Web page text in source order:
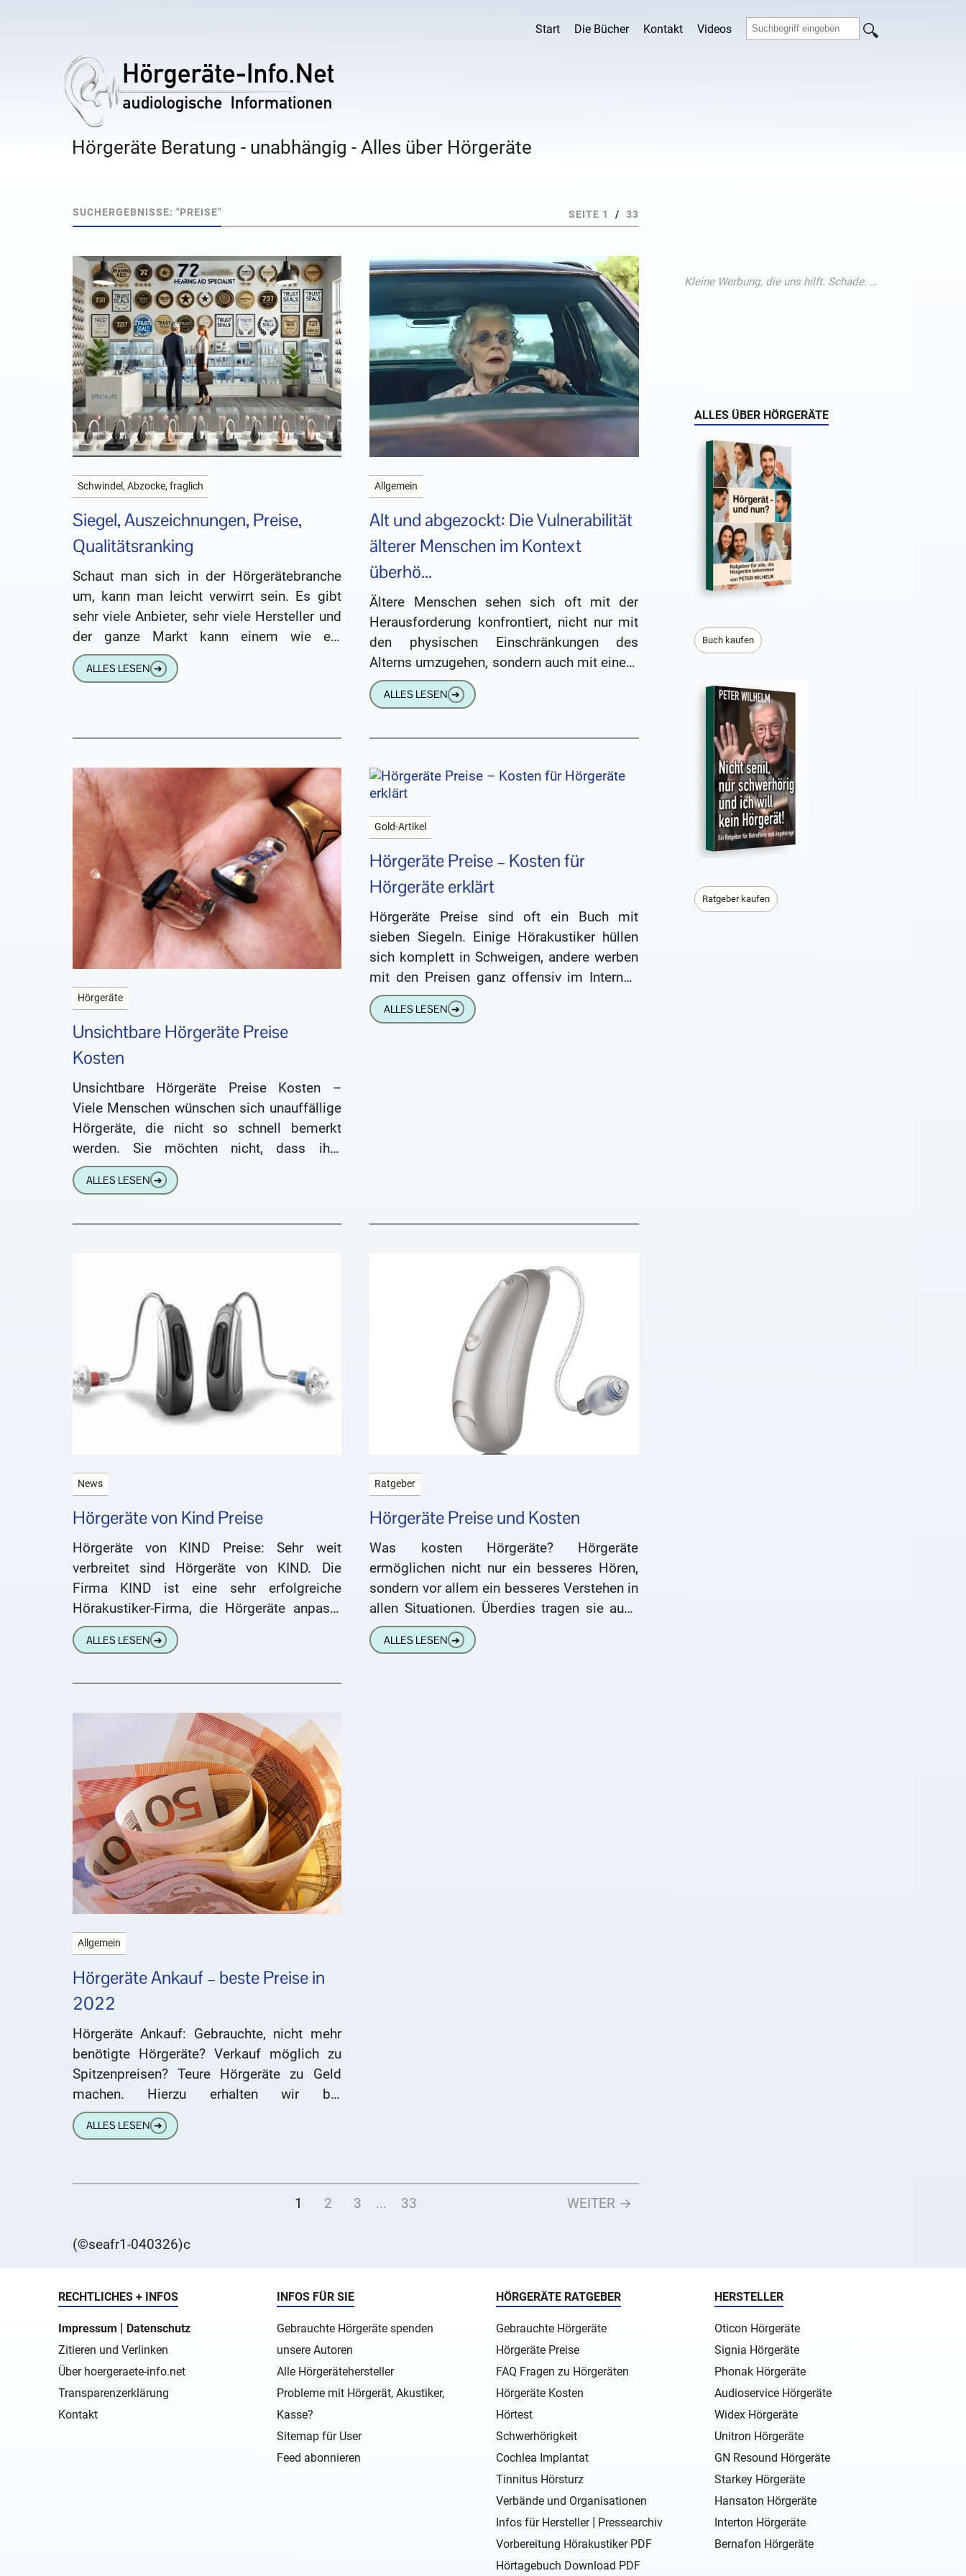
Start Die Bücher Kontakt Videos
Hörgeräte Beratung - unabhängig - Alles über Hörgeräte
SUCHERGEBNISSE: "PREISE" SEITE 1 / 33
Schwindel, Abzocke, fraglich
Siegel, Auszeichnungen, Preise,
Qualitätsranking
Schaut man sich in der Hörgerätebranche
um, kann man leicht verwirrt sein. Es gibt
sehr viele Anbieter, sehr viele Hersteller und
der ganze Markt kann einem wie ein
undurchdringlicher Dschungel
ALLES LESEN ➔
Allgemein
Alt und abgezockt: Die Vulnerabilität
älterer Menschen im Kontext
überhö...
Ältere Menschen sehen sich oft mit der
Herausforderung konfrontiert, nicht nur mit
den physischen Einschränkungen des
Alterns umzugehen, sondern auch mit einem
System, das ihre Vulnerabilität in finanzieller
Hinsicht ausnutzt.
ALLES LESEN ➔
Hörgeräte
Unsichtbare Hörgeräte Preise
Kosten
Unsichtbare Hörgeräte Preise Kosten –
Viele Menschen wünschen sich unauffällige
Hörgeräte, die nicht so schnell bemerkt
werden. Sie möchten nicht, dass ihre
Schwerhörigkeit gleich jedem ins Gesicht
sticht. Moderne Hörsysteme
ALLES LESEN ➔
Gold-Artikel
Hörgeräte Preise – Kosten für
Hörgeräte erklärt
Hörgeräte Preise sind oft ein Buch mit
sieben Siegeln. Einige Hörakustiker hüllen
sich komplett in Schweigen, andere werben
mit den Preisen ganz offensiv im Internet.
Wir haben das mal untersucht.
ALLES LESEN ➔
News
Hörgeräte von Kind Preise
Hörgeräte von KIND Preise: Sehr weit
verbreitet sind Hörgeräte von KIND. Die
Firma KIND ist eine sehr erfolgreiche
Hörakustiker-Firma, die Hörgeräte anpasst
und vertreibt. Hörgeräte bekommt man in
den Filialen
ALLES LESEN ➔
Ratgeber
Hörgeräte Preise und Kosten
Was kosten Hörgeräte? Hörgeräte
ermöglichen nicht nur ein besseres Hören,
sondern vor allem ein besseres Verstehen in
allen Situationen. Überdies tragen sie auch
wesentlich zu einer gesteigerten
Lebensqualität bei. Die
ALLES LESEN ➔
Allgemein
Hörgeräte Ankauf – beste Preise in
2022
Hörgeräte Ankauf: Gebrauchte, nicht mehr
benötigte Hörgeräte? Verkauf möglich zu
Spitzenpreisen? Teure Hörgeräte zu Geld
machen. Hierzu erhalten wir bei
HÖRGERÄTE-INFO.NET beinahe täglich viele
Anfragen. Oft haben Betroffene ihre alten
ALLES LESEN ➔
1 2 3 ... 33 WEITER →
(©seafr1-040326)c
ALLES ÜBER HÖRGERÄTE
Buch kaufen
Ratgeber kaufen
RECHTLICHES + INFOS
Impressum
Datenschutz
Zitieren und Verlinken
Über hoergeraete-info.net
Transparenzerklärung
Kontakt
INFOS FÜR SIE
Gebrauchte Hörgeräte spenden
unsere Autoren
Alle Hörgerätehersteller
Probleme mit Hörgerät, Akustiker,
Kasse?
Sitemap für User
Feed abonnieren
HÖRGERÄTE RATGEBER
Gebrauchte Hörgeräte
Hörgeräte Preise
FAQ Fragen zu Hörgeräten
Hörgeräte Kosten
Hörtest
Schwerhörigkeit
Cochlea Implantat
Tinnitus Hörsturz
Verbände und Organisationen
Infos für Hersteller|
Pressearchiv
Vorbereitung Hörakustiker PDF
Hörtagebuch Download PDF
HERSTELLER
Oticon Hörgeräte
Signia Hörgeräte
Phonak Hörgeräte
Audioservice Hörgeräte
Widex Hörgeräte
Unitron Hörgeräte
GN Resound Hörgeräte
Starkey Hörgeräte
Hansaton Hörgeräte
Interton Hörgeräte
Bernafon Hörgeräte